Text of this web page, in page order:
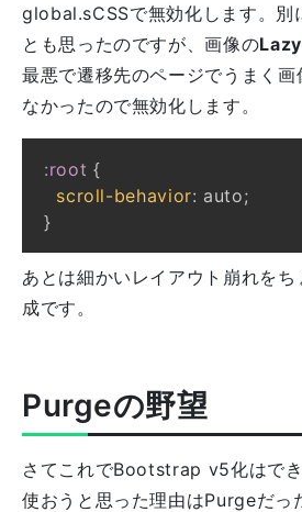
global.sCSSで無効化します。別
とも思ったのですが、画像の
最悪で遷移先のページでうまく
なかったので無効化します。
:root {
scroll-behavior: auto;
}
あとは細かいレイアウト崩れを
成です。
Purgeの野望
さてこれでBootstrap v5化はで
使おうと思った理由はPurgeだっ